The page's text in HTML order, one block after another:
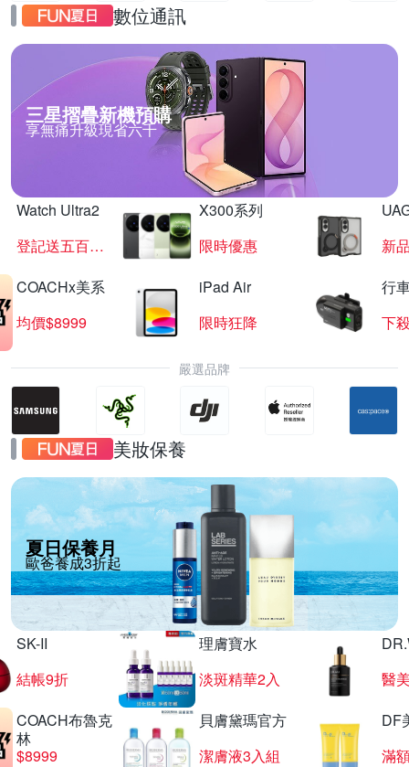
數位通訊
三星摺疊新機預購
享無痛升級現省六千
Watch Ultra2
登記送五百超贈點
X300系列
限時優惠
新
COACHx美系
均價$8999
iPad Air
限時狂降
行
下
嚴選品牌
美妝保養
夏日保養月
歐爸養成3折起
SK-II
結帳9折
理膚寶水
淡斑精華2入
醫
COACH布魯克
林
$8999
貝膚黛瑪官方
潔膚液3入組
DF
滿